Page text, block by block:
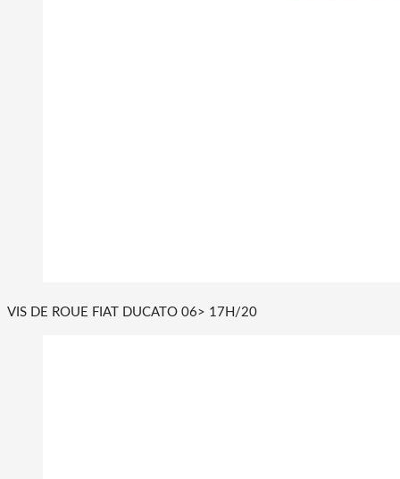
VIS DE ROUE FIAT DUCATO 06> 17H/20